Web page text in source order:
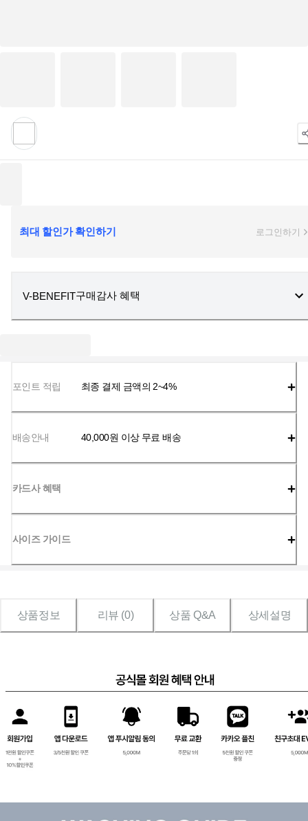
최대 할인가 확인하기 로그인하기
V-BENEFIT구매감사 혜택
포인트 적립 최종 결제 금액의 2~4%
배송안내 40,000원 이상 무료 배송
카드사 혜택
사이즈 가이드
상품정보 리뷰 (0) 상품 Q&A 상세설명